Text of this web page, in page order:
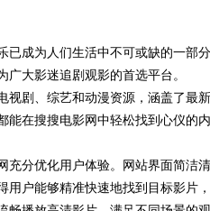
已成为人们生活中不可或缺的一部
大影迷追剧观影的首选平台。
视剧、综艺和动漫资源，涵盖了最
能在搜搜电影网中轻松找到心仪的
充分优化用户体验。网站界面简洁
用户能够精准快速地找到目标影片
发体系全解析